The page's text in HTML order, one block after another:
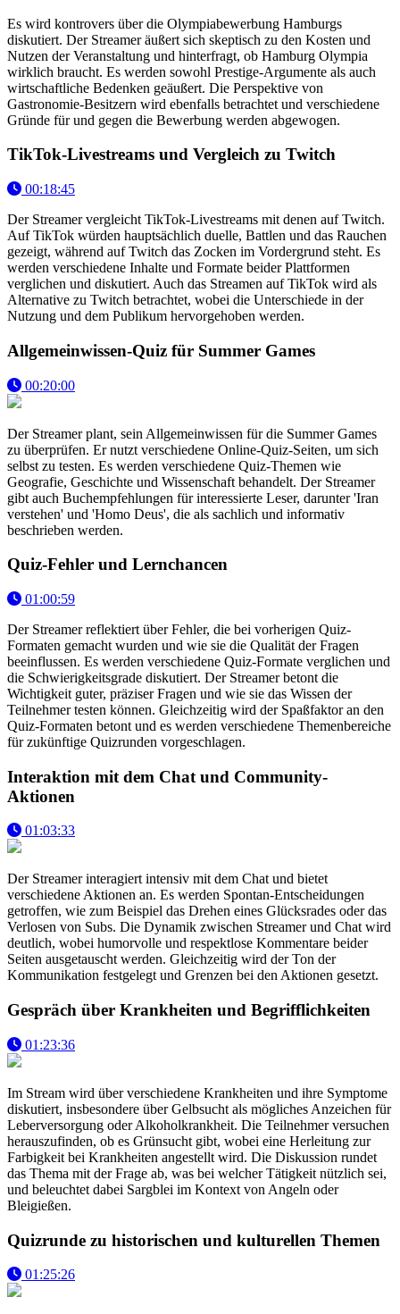
Es wird kontrovers über die Olympiabewerbung Hamburgs
diskutiert. Der Streamer äußert sich skeptisch zu den Kosten und
Nutzen der Veranstaltung und hinterfragt, ob Hamburg Olympia
wirklich braucht. Es werden sowohl Prestige-Argumente als auch
wirtschaftliche Bedenken geäußert. Die Perspektive von
Gastronomie-Besitzern wird ebenfalls betrachtet und verschiedene
Gründe für und gegen die Bewerbung werden abgewogen.
TikTok-Livestreams und Vergleich zu Twitch
00:18:45
Der Streamer vergleicht TikTok-Livestreams mit denen auf Twitch.
Auf TikTok würden hauptsächlich duelle, Battlen und das Rauchen
gezeigt, während auf Twitch das Zocken im Vordergrund steht. Es
werden verschiedene Inhalte und Formate beider Plattformen
verglichen und diskutiert. Auch das Streamen auf TikTok wird als
Alternative zu Twitch betrachtet, wobei die Unterschiede in der
Nutzung und dem Publikum hervorgehoben werden.
Allgemeinwissen-Quiz für Summer Games
00:20:00
Der Streamer plant, sein Allgemeinwissen für die Summer Games
zu überprüfen. Er nutzt verschiedene Online-Quiz-Seiten, um sich
selbst zu testen. Es werden verschiedene Quiz-Themen wie
Geografie, Geschichte und Wissenschaft behandelt. Der Streamer
gibt auch Buchempfehlungen für interessierte Leser, darunter 'Iran
verstehen' und 'Homo Deus', die als sachlich und informativ
beschrieben werden.
Quiz-Fehler und Lernchancen
01:00:59
Der Streamer reflektiert über Fehler, die bei vorherigen Quiz-
Formaten gemacht wurden und wie sie die Qualität der Fragen
beeinflussen. Es werden verschiedene Quiz-Formate verglichen und
die Schwierigkeitsgrade diskutiert. Der Streamer betont die
Wichtigkeit guter, präziser Fragen und wie sie das Wissen der
Teilnehmer testen können. Gleichzeitig wird der Spaßfaktor an den
Quiz-Formaten betont und es werden verschiedene Themenbereiche
für zukünftige Quizrunden vorgeschlagen.
Interaktion mit dem Chat und Community-
Aktionen
01:03:33
Der Streamer interagiert intensiv mit dem Chat und bietet
verschiedene Aktionen an. Es werden Spontan-Entscheidungen
getroffen, wie zum Beispiel das Drehen eines Glücksrades oder das
Verlosen von Subs. Die Dynamik zwischen Streamer und Chat wird
deutlich, wobei humorvolle und respektlose Kommentare beider
Seiten ausgetauscht werden. Gleichzeitig wird der Ton der
Kommunikation festgelegt und Grenzen bei den Aktionen gesetzt.
Gespräch über Krankheiten und Begrifflichkeiten
01:23:36
Im Stream wird über verschiedene Krankheiten und ihre Symptome
diskutiert, insbesondere über Gelbsucht als mögliches Anzeichen für
Leberversorgung oder Alkoholkrankheit. Die Teilnehmer versuchen
herauszufinden, ob es Grünsucht gibt, wobei eine Herleitung zur
Farbigkeit bei Krankheiten angestellt wird. Die Diskussion rundet
das Thema mit der Frage ab, was bei welcher Tätigkeit nützlich sei,
und beleuchtet dabei Sargblei im Kontext von Angeln oder
Bleigießen.
Quizrunde zu historischen und kulturellen Themen
01:25:26